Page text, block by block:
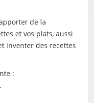
de la
et vos plats, aussi
inventer des recettes
: